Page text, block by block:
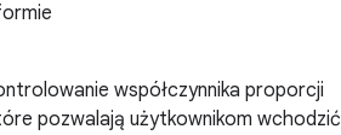
współczynnika proporcji
pozwalają użytkownikom wchodzić